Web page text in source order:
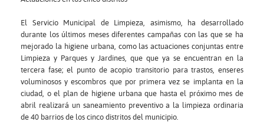
El Servicio Municipal de Limpieza, asimismo, ha desarrollado
durante los últimos meses diferentes campañas con las que se ha
mejorado la higiene urbana, como las actuaciones conjuntas entre
Limpieza y Parques y Jardines, que que ya se encuentran en la
tercera fase; el punto de acopio transitorio para trastos, enseres
voluminosos y escombros que por primera vez se implanta en la
ciudad, o el plan de higiene urbana que hasta el próximo mes de
abril realizará un saneamiento preventivo a la limpieza ordinaria
de 40 barrios de los cinco distritos del municipio.